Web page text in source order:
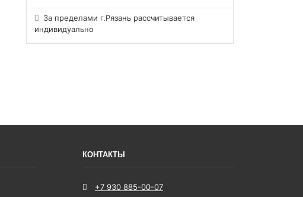
За пределами г.Рязань рассчитывается
индивидуально
КОНТАКТЫ
+7 930 885-00-07